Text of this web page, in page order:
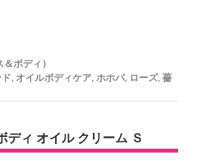
ボディ）
, オイルボディケア, ホホバ, ローズ,薔
ィ オイル クリーム Ｓ